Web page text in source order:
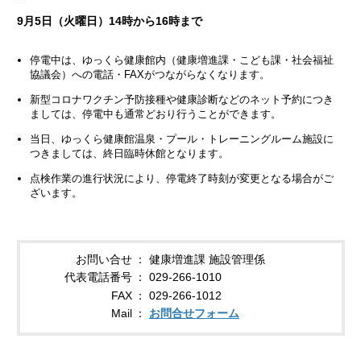
9月5日（火曜日）14時から16時まで
停電中は、ゆっくら健康館内（健康増進課・こども課・社会福祉
協議会）への電話・FAXがつながらなくなります。
新型コロナワクチン予防接種や健康診断などのネット予約につき
ましては、停電中も通常どおり行うことができます。
当日、ゆっくら健康館温泉・プール・トレーニングルーム施設に
つきましては、終日臨時休館となります。
点検作業の進行状況により、停電終了時刻が変更となる場合がご
ざいます。
お問い合せ
健康増進課 施設管理係
代表電話番号
029-266-1010
FAX
029-266-1012
Mail
お問合せフォーム